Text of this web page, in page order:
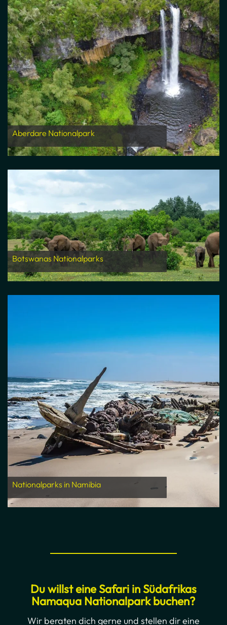
Aberdare Nationalpark
Botswanas Nationalparks
Nationalparks in Namibia
Du willst eineSafari in Südafrikas
Namaqua Nationalparkbuchen?
Wir beraten dich gerne und stellen dir eine